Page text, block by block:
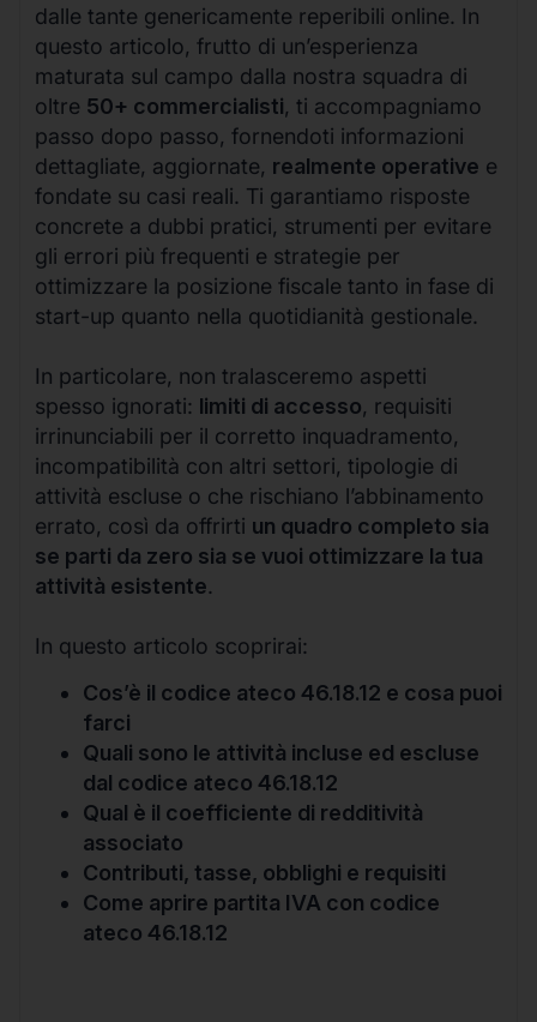
dalle tante genericamente reperibili online. In
questo articolo, frutto di un’esperienza
maturata sul campo dalla nostra squadra di
oltre 50+ commercialisti, ti accompagniamo
passo dopo passo, fornendoti informazioni
dettagliate, aggiornate, realmente operative e
fondate su casi reali. Ti garantiamo risposte
concrete a dubbi pratici, strumenti per evitare
gli errori più frequenti e strategie per
ottimizzare la posizione fiscale tanto in fase di
start-up quanto nella quotidianità gestionale.
In particolare, non tralasceremo aspetti
spesso ignorati: limiti di accesso, requisiti
irrinunciabili per il corretto inquadramento,
incompatibilità con altri settori, tipologie di
attività escluse o che rischiano l’abbinamento
errato, così da offrirti un quadro completo sia
se parti da zero sia se vuoi ottimizzare la tua
attività esistente.
In questo articolo scoprirai:
Cos’è il codice ateco 46.18.12 e cosa puoi
farci
Quali sono le attività incluse ed escluse
dal codice ateco 46.18.12
Qual è il coefficiente di redditività
associato
Contributi, tasse, obblighi e requisiti
Come aprire partita IVA con codice
ateco 46.18.12